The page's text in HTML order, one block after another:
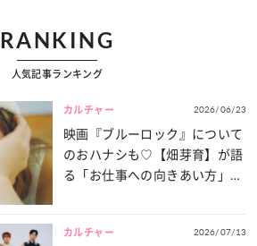
RANKING
人気記事ランキング
カルチャー 2026/06/23
映画『ブルーロック』について
のおハナシも♡【畑芽育】が語
る「お仕事への向きあい方」と
カルチャー 2026/07/13